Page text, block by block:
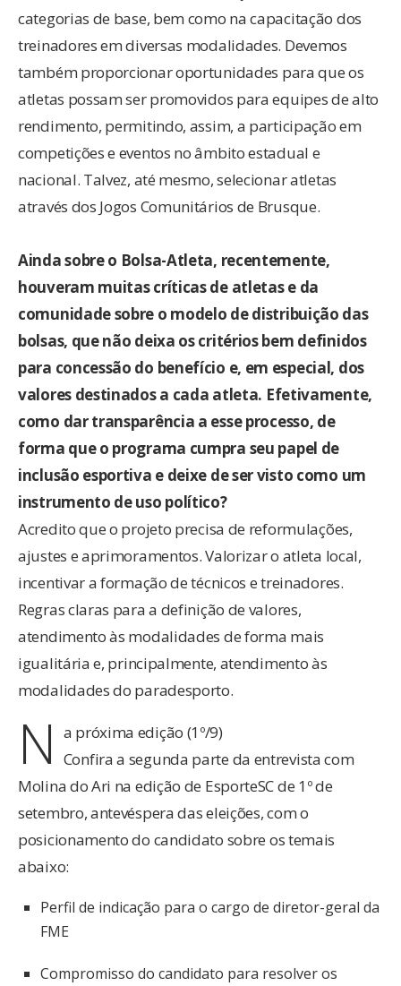
categorias de base, bem como na capacitação dos
treinadores em diversas modalidades. Devemos
também proporcionar oportunidades para que os
atletas possam ser promovidos para equipes de alto
rendimento, permitindo, assim, a participação em
competições e eventos no âmbito estadual e
nacional. Talvez, até mesmo, selecionar atletas
através dos Jogos Comunitários de Brusque.
Ainda sobre o Bolsa-Atleta, recentemente,
houveram muitas críticas de atletas e da
comunidade sobre o modelo de distribuição das
bolsas, que não deixa os critérios bem definidos
para concessão do benefício e, em especial, dos
valores destinados a cada atleta. Efetivamente,
como dar transparência a esse processo, de
forma que o programa cumpra seu papel de
inclusão esportiva e deixe de ser visto como um
instrumento de uso político?
Acredito que o projeto precisa de reformulações,
ajustes e aprimoramentos. Valorizar o atleta local,
incentivar a formação de técnicos e treinadores.
Regras claras para a definição de valores,
atendimento às modalidades de forma mais
igualitária e, principalmente, atendimento às
modalidades do paradesporto.
N
a próxima edição (1º/9)
Confira a segunda parte da entrevista com
Molina do Ari na edição de EsporteSC de 1º de
setembro, antevéspera das eleições, com o
posicionamento do candidato sobre os temais
abaixo:
Perfil de indicação para o cargo de diretor-geral da
FME
Compromisso do candidato para resolver os